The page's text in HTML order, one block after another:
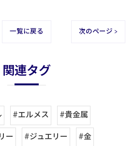
一覧に戻る 次のページ >
関連タグ
#エルメス
#貴金属
ー
#ジュエリー
#金